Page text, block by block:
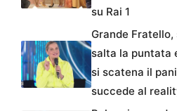
su Rai 1
Grande Fratello,
salta la puntata
si scatena il
succede al